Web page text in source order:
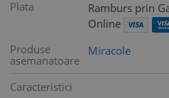
Plata
Ramburs prin
Online
Produse
asemanatoare
Miracole
Caracteristici